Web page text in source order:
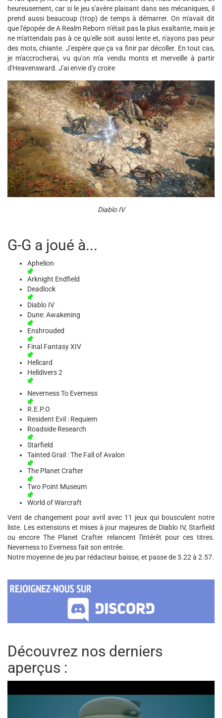
heureusement, car si le jeu s'avère plaisant dans ses mécaniques, il
prend aussi beaucoup (trop) de temps à démarrer. On m'avait dit
que l'épopée de A Realm Reborn n'était pas la plus exaltante, mais je
ne m'attendais pas à ce qu'elle soit aussi lente et, n'ayons pas peur
des mots, chiante. J'espère que ça va finir par décoller. En tout cas,
je m'accrocherai, vu qu'on m'a vendu monts et merveille à partir
d'Heavensward. J'ai envie d'y croire
Diablo IV
G-G a joué à...
Aphelion
Arknight Endfield
Deadlock
Diablo IV
Dune: Awakening
Enshrouded
Final Fantasy XIV
Hellcard
Helldivers 2
Neverness To Everness
R.E.P.O
Resident Evil : Requiem
Roadside Research
Starfield
Tainted Grail : The Fall of Avalon
The Planet Crafter
Two Point Museum
World of Warcraft
Vent de changement pour avril avec 11 jeux qui bousculent notre
liste. Les extensions et mises à jour majeures de Diablo IV, Starfield
ou encore The Planet Crafter relancent l'intérêt pour ces titres.
Neverness to Everness fait son entrée.
Notre moyenne de jeu par rédacteur baisse, et passe de 3.22 à 2.57.
Découvrez nos derniers
aperçus :